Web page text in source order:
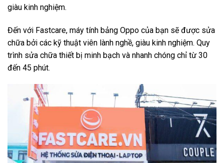
giàu kinh nghiệm.
Đến với Fastcare, máy tính bảng Oppo của bạn sẽ được sửa
chữa bởi các kỹ thuật viên lành nghề, giàu kinh nghiệm. Quy
trình sửa chữa thiết bị minh bạch và nhanh chóng chỉ từ 30
đến 45 phút.